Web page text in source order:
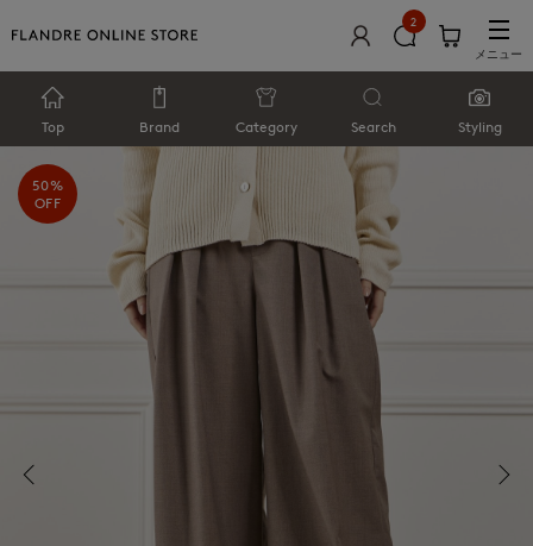
2
メニュー
Top Brand Category Search Styling
50%
OFF